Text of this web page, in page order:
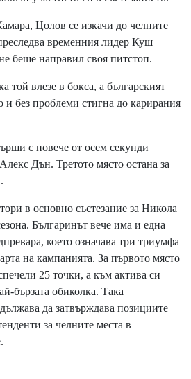
Цолов се изкачи до челните
временния лидер Куш
беше направил своя питстоп.
той влезе в бокса, а българският
и без проблеми стигна до карирания
с повече от осем секунди
Дън. Третото място остана за
в основно състезание за Никола
Българинът вече има и една
което означава три триумфа
на кампанията. За първото място
25 точки, а към актива си
бързата обиколка. Така
да затвърждава позициите
за челните места в